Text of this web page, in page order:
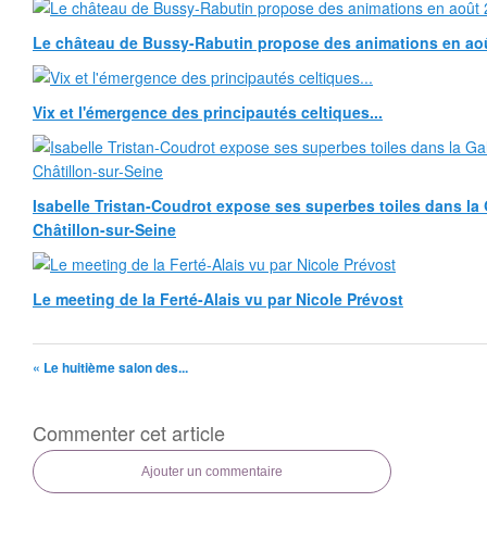
Le château de Bussy-Rabutin propose des animations en
Vix et l'émergence des principautés celtiques...
Isabelle Tristan-Coudrot expose ses superbes toiles dans la
Châtillon-sur-Seine
Le meeting de la Ferté-Alais vu par Nicole Prévost
« Le huitième salon des...
Commenter cet article
Ajouter un commentaire